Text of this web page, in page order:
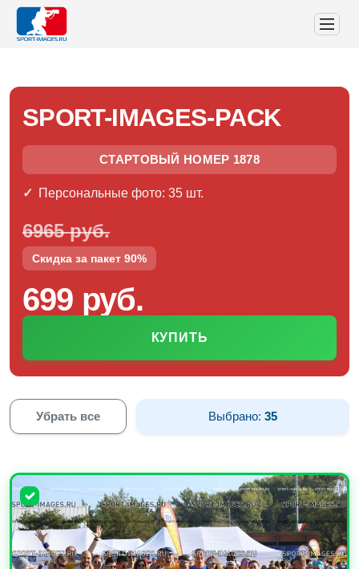
SPORT-IMAGES-PACK
СТАРТОВЫЙ НОМЕР 1878
Персональные фото: 35 шт.
6965 руб.
Скидка за пакет 90%
699 руб.
КУПИТЬ
Убрать все Выбрано:35